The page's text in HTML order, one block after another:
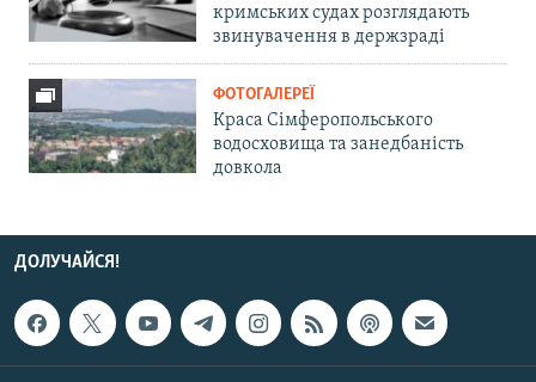
кримських судах розглядають
звинувачення в держзраді
ФОТОГАЛЕРЕЇ
Краса Сімферопольського
водосховища та занедбаність
довкола
ДОЛУЧАЙСЯ!